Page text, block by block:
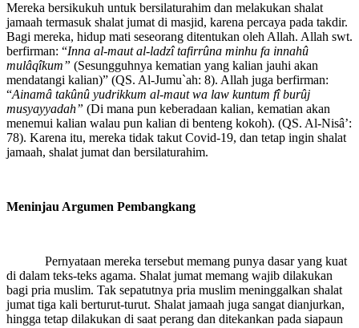
Mereka bersikukuh untuk bersilaturahim dan melakukan shalat
jamaah termasuk shalat jumat di masjid, karena percaya pada takdir.
Bagi mereka, hidup mati seseorang ditentukan oleh Allah. Allah swt.
berfirman: “Inna al-maut al-ladzî tafirrûna minhu fa innahû
mulâqîkum” (Sesungguhnya kematian yang kalian jauhi akan
mendatangi kalian)” (QS. Al-Jumu`ah: 8). Allah juga berfirman:
“Ainamâ takûnû yudrikkum al-maut wa law kuntum fî burûj
musyayyadah” (Di mana pun keberadaan kalian, kematian akan
menemui kalian walau pun kalian di benteng kokoh). (QS. Al-Nisâ’:
78). Karena itu, mereka tidak takut Covid-19, dan tetap ingin shalat
jamaah, shalat jumat dan bersilaturahim.
Meninjau Argumen Pembangkang
Pernyataan mereka tersebut memang punya dasar yang kuat
di dalam teks-teks agama. Shalat jumat memang wajib dilakukan
bagi pria muslim. Tak sepatutnya pria muslim meninggalkan shalat
jumat tiga kali berturut-turut. Shalat jamaah juga sangat dianjurkan,
hingga tetap dilakukan di saat perang dan ditekankan pada siapaun